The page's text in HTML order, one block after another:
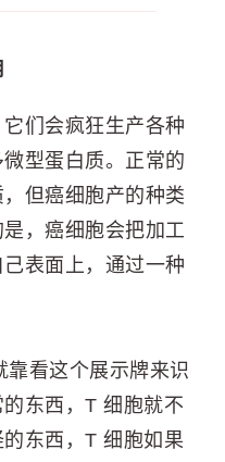
们会疯狂生产各种
型蛋白质。正常的
但癌细胞产的种类
，癌细胞会把加工
表面上，通过一种
看这个展示牌来识
东西，T 细胞就不
东西，T 细胞如果